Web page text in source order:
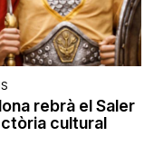
rebrà el Saler
cultural